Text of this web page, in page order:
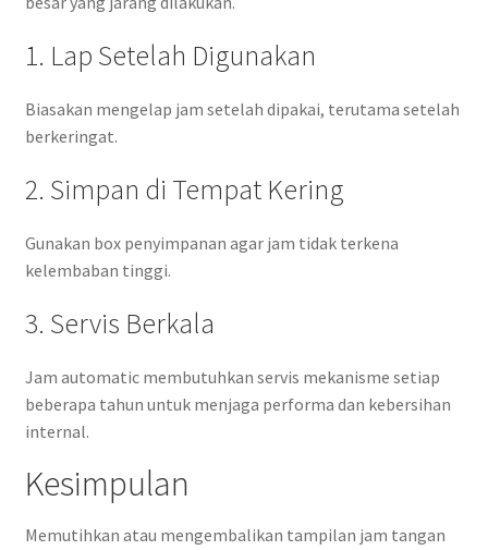
1. Lap Setelah Digunakan
Biasakan mengelap jam setelah dipakai, terutama setelah
berkeringat.
2. Simpan di Tempat Kering
Gunakan box penyimpanan agar jam tidak terkena
kelembaban tinggi.
3. Servis Berkala
Jam automatic membutuhkan servis mekanisme setiap
beberapa tahun untuk menjaga performa dan kebersihan
internal.
Kesimpulan
Memutihkan atau mengembalikan tampilan jam tangan